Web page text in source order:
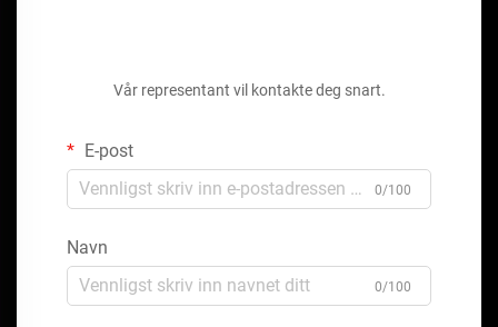
Vår representant vil kontakte deg snart.
E-post
0/100
Navn
0/100